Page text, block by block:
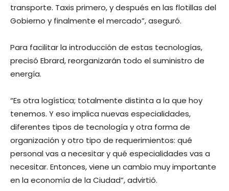
transporte. Taxis primero, y después en las flotillas del
Gobierno y finalmente el mercado”, aseguró.
Para facilitar la introducción de estas tecnologías,
precisó Ebrard, reorganizarán todo el suministro de
energía.
“Es otra logística; totalmente distinta a la que hoy
tenemos. Y eso implica nuevas especialidades,
diferentes tipos de tecnología y otra forma de
organización y otro tipo de requerimientos: qué
personal vas a necesitar y qué especialidades vas a
necesitar. Entonces, viene un cambio muy importante
en la economía de la Ciudad”, advirtió.